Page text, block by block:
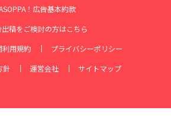
！広告基本約款
出稿をご検討の方はこちら
用規約
プライバシーポリシー
針
運営会社 サイトマップ